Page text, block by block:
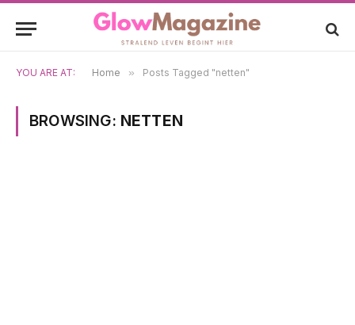
YOU ARE AT: Home » Posts Tagged "netten"
BROWSING: NETTEN